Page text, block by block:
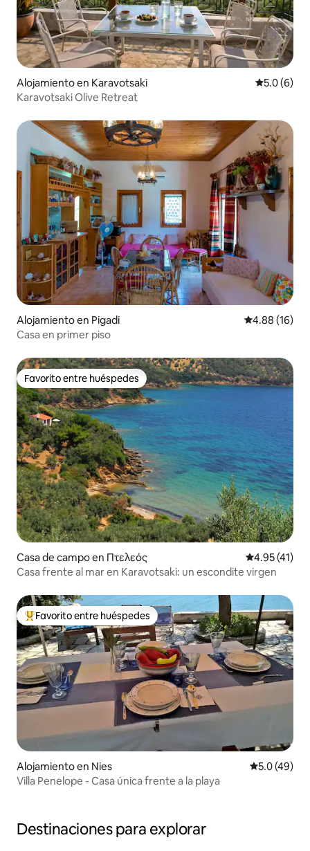
Alojamiento en Karavotsaki
5.0 (6)
Karavotsaki Olive Retreat
Alojamiento en Pigadi Calificación
4.88 (16)
Casa en primer piso
Favorito entre huéspedes
Favorito entre huéspedes
Casa de campo en Πτελεός Calificación
4.95 (41)
Casa frente al mar en Karavotsaki: un escondite virgen
Favorito entre huéspedes preferido
Favorito entre huéspedes
Alojamiento en Nies Calificación
5.0 (49)
Villa Penelope - Casa única frente a la playa
Destinaciones para explorar